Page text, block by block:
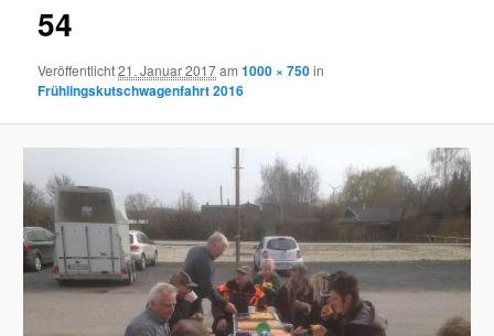
54
Veröffentlicht21. Januar 2017am1000 × 750in
Frühlingskutschwagenfahrt 2016